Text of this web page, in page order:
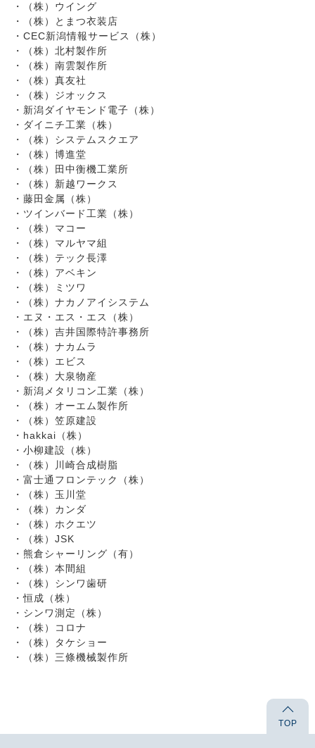
（株）ウイング
（株）とまつ衣装店
CEC新潟情報サービス（株）
（株）北村製作所
（株）南雲製作所
（株）真友社
（株）ジオックス
新潟ダイヤモンド電子（株）
ダイニチ工業（株）
（株）システムスクエア
（株）博進堂
（株）田中衡機工業所
（株）新越ワークス
藤田金属（株）
ツインバード工業（株）
（株）マコー
（株）マルヤマ組
（株）テック長澤
（株）アベキン
（株）ミツワ
（株）ナカノアイシステム
エヌ・エス・エス（株）
（株）吉井国際特許事務所
（株）ナカムラ
（株）エビス
（株）大泉物産
新潟メタリコン工業（株）
（株）オーエム製作所
（株）笠原建設
hakkai（株）
小柳建設（株）
（株）川崎合成樹脂
富士通フロンテック（株）
（株）玉川堂
（株）カンダ
（株）ホクエツ
（株）JSK
熊倉シャーリング（有）
（株）本間組
（株）シンワ歯研
恒成（株）
シンワ測定（株）
（株）コロナ
（株）タケショー
（株）三條機械製作所
TOP